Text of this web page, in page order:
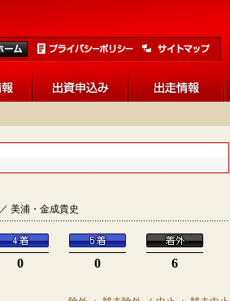
美浦・金成貴史
0 0 6